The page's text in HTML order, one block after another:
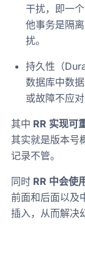
干扰，即一
他事务是隔
扰。
持久性（
数据库中数
或故障不应
其中 RR 实现可
其实就是版本号
记录不管。
同时 RR 中会使
前面和后面以及
插入，从而解决